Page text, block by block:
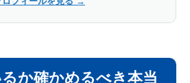
か確かめるべき本当